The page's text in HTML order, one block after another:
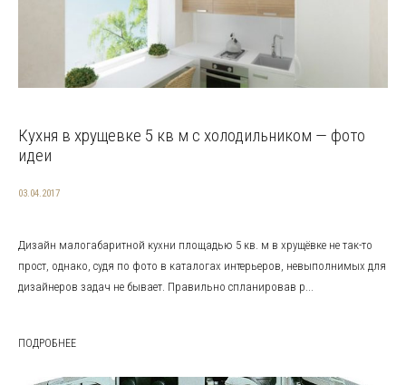
Кухня в хрущевке 5 кв м с холодильником — фото
идеи
03.04.2017
Дизайн малогабаритной кухни площадью 5 кв. м в хрущёвке не так-то
прост, однако, судя по фото в каталогах интерьеров, невыполнимых для
дизайнеров задач не бывает. Правильно спланировав р...
ПОДРОБНЕЕ